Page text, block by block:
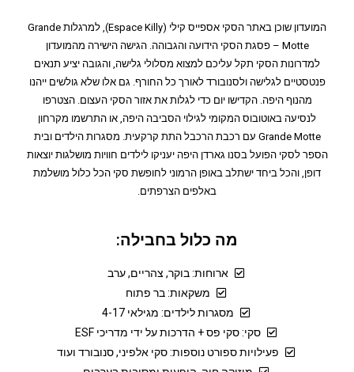
המועדון שוכן באתר הסקי אספייס קילי (Espace Killy), למרגלות Grande
Motte – פסגת הסקי הידועה והגבוהה. הגישה הישירה מהמועדון
למדרונות הסקי תקל עליכם למצוא מסלולי גלישה, והגובה יציע תנאים
פנטסטיים לגלישה ולסנובורד לאורך כל החורף. גם אלו שלא גולשים ייהנו
מהנוף היפה. הקדישו יום כדי לגלות את אזור הסקי העצום. הצטרפו
לנסיעה באוטובוס המקומי לגילוי הסביבה היפה, או התרשמו מקרחון
Grande Motte עם רכבת הרכבל התת קרקעית. מסגרות הילדים ובית
הספר לסקי הפועל בסנו גארדן היפה יעניקו לילדים חוויות מושלגות יוצאות
דופן, והכל ביחד ישתלב באופן הרמוני לחופשת סקי הכל כלול מושלמת
באלפים הצרפתים.
מה כלול בחבילה:
ארוחות: בוקר, צהריים, ערב
משקאות: בר פתוח
מסגרות לילדים: מגילאי 4-17
סקי: סקי פס + הדרכות על ידי מדריכי ESF
פעילויות ספורט נוספות: סקי אלפיני, סנובורד ועוד